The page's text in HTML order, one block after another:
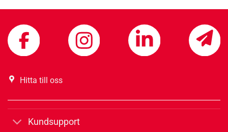
Hitta till oss
Kundsupport